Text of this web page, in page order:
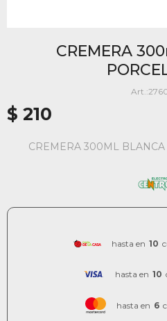
CREMERA
$ 210
CREMERA 300ML
hasta en 10
hasta en 10
hasta en 6